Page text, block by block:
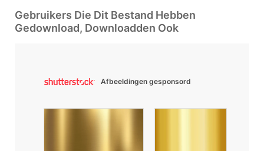
Gebruikers Die Dit Bestand Hebben
Gedownload, Downloadden Ook
Afbeeldingen gesponsord